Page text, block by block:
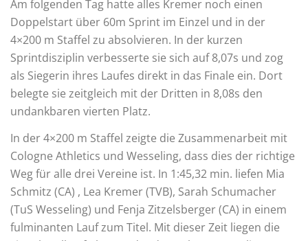
Am folgenden Tag hatte alles Kremer noch einen
Doppelstart über 60m Sprint im Einzel und in der
4×200 m Staffel zu absolvieren. In der kurzen
Sprintdisziplin verbesserte sie sich auf 8,07s und zog
als Siegerin ihres Laufes direkt in das Finale ein. Dort
belegte sie zeitgleich mit der Dritten in 8,08s den
undankbaren vierten Platz.
In der 4×200 m Staffel zeigte die Zusammenarbeit mit
Cologne Athletics und Wesseling, dass dies der richtige
Weg für alle drei Vereine ist. In 1:45,32 min. liefen Mia
Schmitz (CA) , Lea Kremer (TVB), Sarah Schumacher
(TuS Wesseling) und Fenja Zitzelsberger (CA) in einem
fulminanten Lauf zum Titel. Mit dieser Zeit liegen die